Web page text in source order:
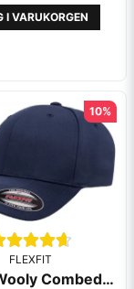
I VARUKORGEN
FLEXFIT
Flexfit Wooly Combed Navy - Flexfit
10%